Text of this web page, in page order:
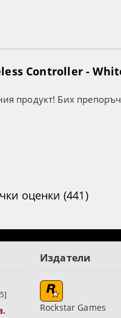
Controller -
продукт! Бих
оценки (441)
Издатели
Rockstar Games